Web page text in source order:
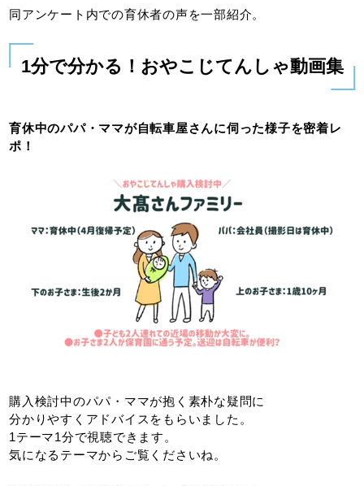
同アンケート内での育休者の声を一部紹介。
1分で分かる！おやこじてんしゃ動画集
育休中のパパ・ママが自転車屋さんに伺った様子を密着レ
ポ！
購入検討中のパパ・ママが抱く素朴な疑問に
分かりやすくアドバイスをもらいました。
1テーマ1分で視聴できます。
気になるテーマからご覧くださいね。